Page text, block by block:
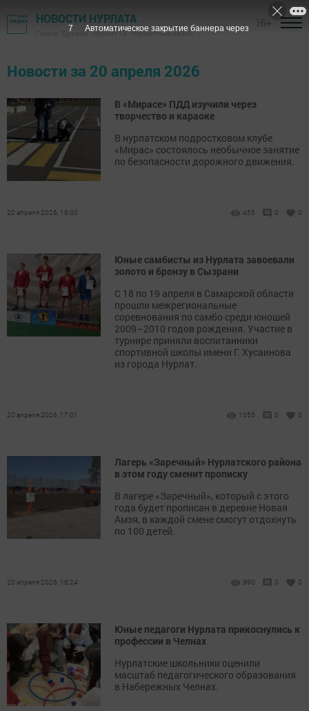
НОВОСТИ НУРЛАТА
Газета "Дружба", Нурлат ТВ - Нурлатский район
Новости за 20 апреля 2026
В «Мирасе» ПДД изучили через
творчество и караоке
В нурлатском подростковом клубе
«Мирас» состоялось необычное занятие
по безопасности дорожного движения.
20 апреля 2026, 18:00 455 0 0
Юные самбисты из Нурлата завоевали
золото и бронзу в Сызрани
С 18 по 19 апреля в Самарской области
прошли межрегиональные
соревнования по самбо среди юношей
2009–2010 годов рождения. Участие в
турнире приняли воспитанники
спортивной школы имени Г. Хусаинова
из города Нурлат.
20 апреля 2026, 17:01 1055 0 0
Лагерь «Заречный» Нурлатского района
в этом году сменит прописку
В лагере «Заречный», который с этого
года будет прописан в деревне Новая
Амзя, в каждой смене смогут отдохнуть
по 100 детей.
20 апреля 2026, 16:24 990 0 0
Юные педагоги Нурлата прикоснулись к
профессии в Челнах
Нурлатские школьники оценили
масштаб педагогического образования
в Набережных Челнах.
6 Автоматическое закрытие баннера через